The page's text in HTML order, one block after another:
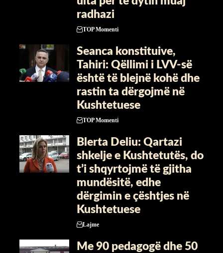
radhazi
TOP Momenti
Seanca konstituive,
Tahiri: Qëllimi i LVV-së
është të blejnë kohë dhe
rastin ta dërgojmë në
Kushtetuese
TOP Momenti
Blerta Deliu: Qartazi
shkelje e Kushtetutës, do
t’i shqyrtojmë të gjitha
mundësitë, edhe
dërgimin e çështjes në
Kushtetuese
Lajme
Me 90 pedagogë dhe 50